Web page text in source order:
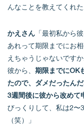
んなことを教えてくれた
かえさん 「最初私から
あれって期限までにお
えちゃうじゃないですか
彼から、 期限までにOK
たので、ダメだったん
3週間後に彼から改めて
びっくりして、私は2〜
（笑）」